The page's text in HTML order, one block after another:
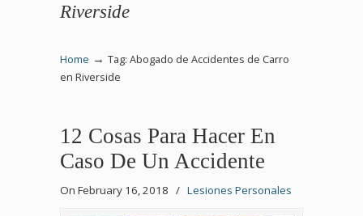
Riverside
Home → Tag: Abogado de Accidentes de Carro
en Riverside
12 Cosas Para Hacer En
Caso De Un Accidente
On February 16, 2018 / Lesiones Personales